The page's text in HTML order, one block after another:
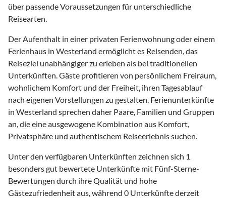
über passende Voraussetzungen für unterschiedliche
Reisearten.
Der Aufenthalt in einer privaten Ferienwohnung oder einem
Ferienhaus in Westerland ermöglicht es Reisenden, das
Reiseziel unabhängiger zu erleben als bei traditionellen
Unterkünften. Gäste profitieren von persönlichem Freiraum,
wohnlichem Komfort und der Freiheit, ihren Tagesablauf
nach eigenen Vorstellungen zu gestalten. Ferienunterkünfte
in Westerland sprechen daher Paare, Familien und Gruppen
an, die eine ausgewogene Kombination aus Komfort,
Privatsphäre und authentischem Reiseerlebnis suchen.
Unter den verfügbaren Unterkünften zeichnen sich 1
besonders gut bewertete Unterkünfte mit Fünf-Sterne-
Bewertungen durch ihre Qualität und hohe
Gästezufriedenheit aus, während 0 Unterkünfte derzeit